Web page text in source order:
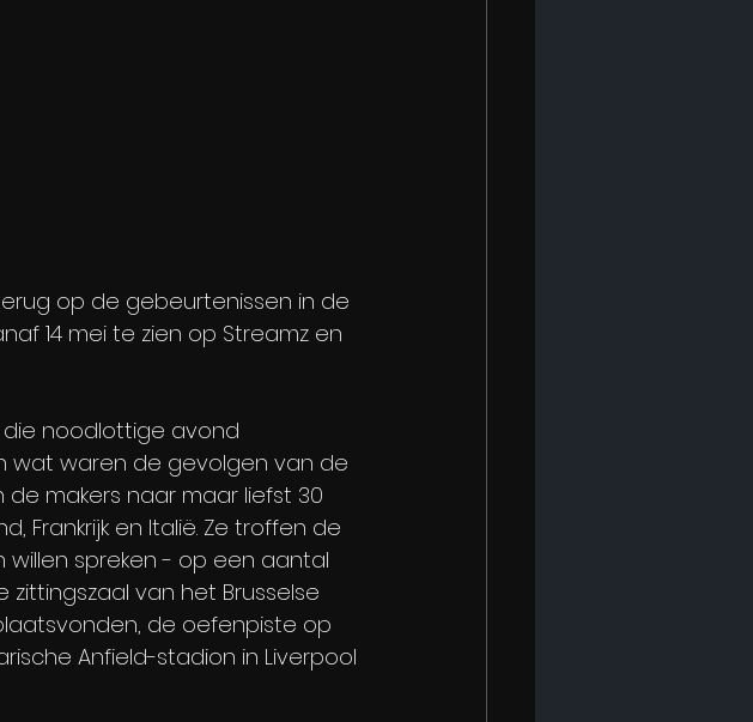
op de gebeurtenissen in de
14 mei te zien op Streamz en
noodlottige avond
wat waren de gevolgen van de
makers naar maar liefst 30
Frankrijk en Italië. Ze troffen de
spreken - op een aantal
van het Brusselse
de oefenpiste op
Anfield-stadion in Liverpool